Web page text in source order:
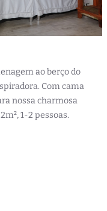
ao berço do
Com cama
nossa charmosa
1-2 pessoas.